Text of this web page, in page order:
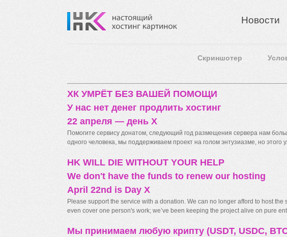
Новости
Скриншотер
ХК УМРЁТ БЕЗ ВАШЕЙ ПОМОЩИ
У нас нет денег продлить хостинг
22 апреля — день X
Помогите сервису донатом, следующий год размещения сервера нам
одного человека, мы поддерживаем проект на голом энтузиазме, но этого
HK WILL DIE WITHOUT YOUR HELP
We don't have the funds to renew our hosting
April 22nd is Day X
Please support the service with a donation. We can no longer afford to host
even cover one person's work; we’ve been keeping the project alive on pure
Мы принимаем любую крипту (USDT, USDC,